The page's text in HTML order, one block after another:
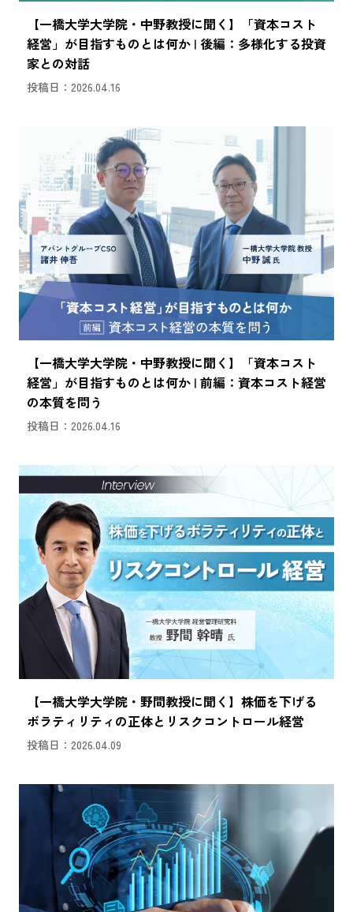
【一橋大学大学院・中野教授に聞く】「資本コスト
経営」が目指すものとは何か | 後編：多様化する投資
家との対話
投稿日：2026.04.16
【一橋大学大学院・中野教授に聞く】「資本コスト
経営」が目指すものとは何か | 前編：資本コスト経営
の本質を問う
投稿日：2026.04.16
【一橋大学大学院・野間教授に聞く】株価を下げる
ボラティリティの正体とリスクコントロール経営
投稿日：2026.04.09